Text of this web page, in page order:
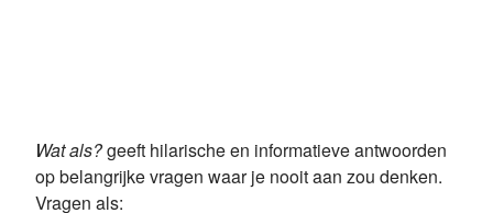
Wat als?geeft hilarische en informatieve antwoorden
op belangrijke vragen waar je nooit aan zou denken.
Vragen als: